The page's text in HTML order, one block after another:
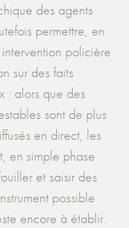
des agents
permettre, en
policière
sur des faits
: alors que des
sont de plus
en direct, les
en simple phase
et saisir des
possible
encore à établir.